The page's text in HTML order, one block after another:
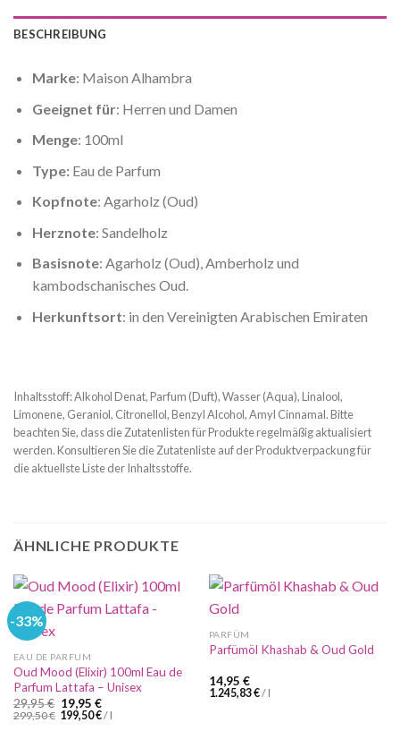
BESCHREIBUNG
Marke: Maison Alhambra
Geeignet für: Herren und Damen
Menge: 100ml
Type:Eau de Parfum
Kopfnote: Agarholz (Oud)
Herznote: Sandelholz
Basisnote: Agarholz (Oud), Amberholz und
kambodschanisches Oud.
Herkunftsort: in den Vereinigten Arabischen Emiraten
Inhaltsstoff: Alkohol Denat, Parfum (Duft), Wasser (Aqua), Linalool,
Limonene, Geraniol, Citronellol, Benzyl Alcohol, Amyl Cinnamal. Bitte
beachten Sie, dass die Zutatenlisten für Produkte regelmäßig aktualisiert
werden. Konsultieren Sie die Zutatenliste auf der Produktverpackung für
die aktuellste Liste der Inhaltsstoffe.
ÄHNLICHE PRODUKTE
-33%
EAU DE PARFUM
Oud Mood (Elixir) 100ml Eau de
Parfum Lattafa – Unisex
29,95€ Ursprünglicher
Preis
war:
19,95 €Aktueller
Preis
299,50€ 199,50€/ l
PARFÜM
Parfümöl Khashab & Oud Gold
14,95 €
1.245,83€/ l